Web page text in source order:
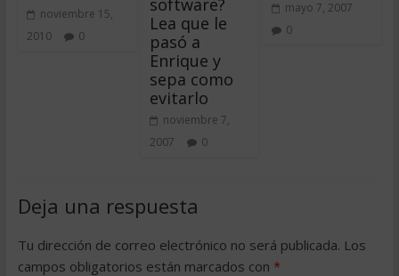
noviembre 15,
2010
0
software?
Lea que le
pasó a
Enrique y
sepa como
evitarlo
noviembre 7,
2007
0
mayo 7, 2007
0
Deja una respuesta
Tu dirección de correo electrónico no será publicada. Los
campos obligatorios están marcados con *